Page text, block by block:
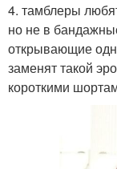
4. тамблеры
но не в
открывающие
заменят такой
короткими